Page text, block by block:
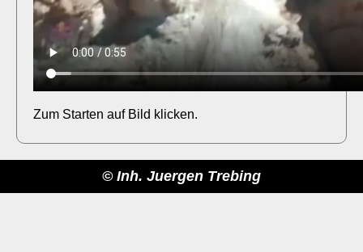
Zum Starten auf Bild klicken.
© Inh. Juergen Trebing